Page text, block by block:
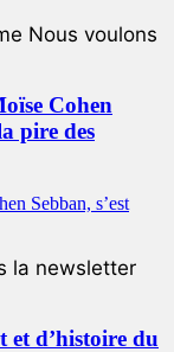
Nous voulons
Cohen
pire des
la newsletter
et d’histoire du